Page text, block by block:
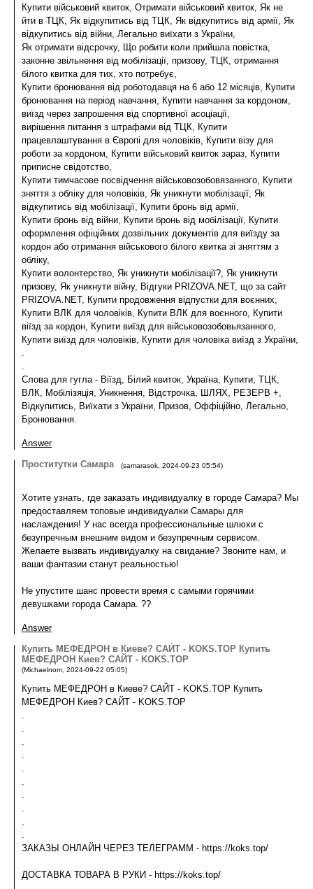
Купити військовий квиток, Отримати військовий квиток, Як не
йти в ТЦК, Як відкупитись від ТЦК, Як відкупитись від армії, Як
відкупитись від війни, Легально виїхати з України,
Як отримати відсрочку, Що робити коли прийшла повістка,
законне звільнення від мобілізації, призову, ТЦК, отримання
білого квитка для тих, хто потребує,
Купити бронювання від роботодавця на 6 або 12 місяців, Купити
бронювання на період навчання, Купити навчання за кордоном,
виїзд через запрошення від спортивної асоціації,
вирішення питання з штрафами від ТЦК, Купити
працевлаштування в Європі для чоловіків, Купити візу для
роботи за кордоном, Купити військовий квиток зараз, Купити
приписне свідотство,
Купити тимчасове посвідчення військовозобовязанного, Купити
зняття з обліку для чоловіків, Як уникнути мобілізації, Як
відкупитись від мобілізації, Купити бронь від армії,
Купити бронь від війни, Купити бронь від мобілізації, Купити
оформлення офіційних дозвільних документів для виїзду за
кордон або отримання військового білого квитка зі зняттям з
обліку,
Купити волонтерство, Як уникнути мобілізації?, Як уникнути
призову, Як уникнути війну, Відгуки PRIZOVA.NET, що за сайт
PRIZOVA.NET, Купити продовження відпустки для воєнних,
Купити ВЛК для чоловіків, Купити ВЛК для воєнного, Купити
віїзд за кордон, Купити виїзд для військовозобовьязанного,
Купити виїзд для чоловіків, Купити для чоловіка виїзд з України,
.
.
Слова для гугла - Віїзд, Білий квиток, Україна, Купити, ТЦК,
ВЛК, Мобілізяція, Уникнення, Відстрочка, ШЛЯХ, РЕЗЕРВ +,
Відкупитись, Виїхати з України, Призов, Оффіційно, Легально,
Бронювання.
Answer
Проститутки Самара
(samarasok 2024-09-23 05:54)
Хотите узнать, где заказать индивидуалку в городе Самара? Мы
предоставляем топовые индивидуалки Самары для
наслаждения! У нас всегда профессиональные шлюхи с
безупречным внешним видом и безупречным сервисом.
Желаете вызвать индивидуалку на свидание? Звоните нам, и
ваши фантазии станут реальностью!
Не упустите шанс провести время с самыми горячими
девушками города Самара. ??
Answer
Купить МЕФЕДРОН в Киеве? САЙТ - KOKS.TOP Купить
МЕФЕДРОН Киев? САЙТ - KOKS.TOP
(Michaelnom 2024-09-22 05:05)
Купить МЕФЕДРОН в Киеве? САЙТ - KOKS.TOP Купить
МЕФЕДРОН Киев? САЙТ - KOKS.TOP
.
.
.
.
.
.
.
.
.
.
ЗАКАЗЫ ОНЛАЙН ЧЕРЕЗ ТЕЛЕГРАММ - https://koks.top/
ДОСТАВКА ТОВАРА В РУКИ - https://koks.top/